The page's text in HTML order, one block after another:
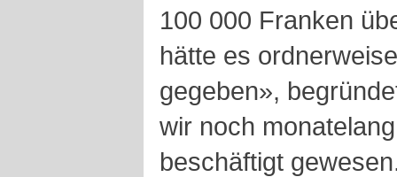
100 000 Franken
hätte es
gegeben»,
wir noch
beschäftigt